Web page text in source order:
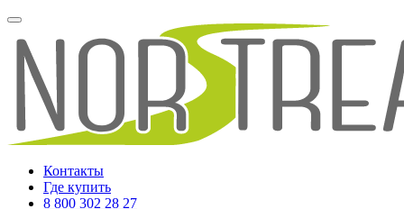
Контакты
Где купить
8 800 302 28 27